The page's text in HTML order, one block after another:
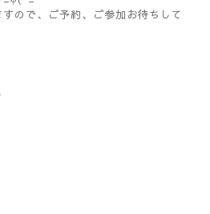
ので、ご予約、ご参加お待ちして